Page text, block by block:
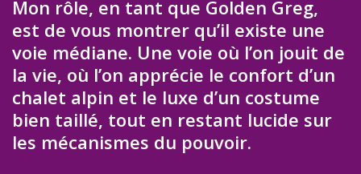
Mon rôle, en tant que Golden Greg,
est de vous montrer qu’il existe une
voie médiane. Une voie où l’on jouit de
la vie, où l’on apprécie le confort d’un
chalet alpin et le luxe d’un costume
bien taillé, tout en restant lucide sur
les mécanismes du pouvoir.